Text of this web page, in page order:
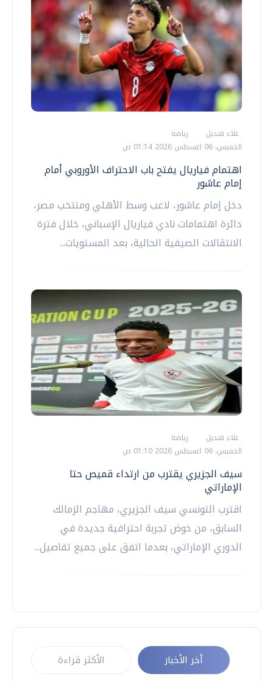
علاء قنديل
رياضة
الخميس، 06 اغسطس 2026 01:14 ص
اهتمام فياريال يفتح باب الاحتراف الأوروبي أمام
إمام عاشور
دخل إمام عاشور، لاعب وسط الأهلي ومنتخب مصر،
دائرة اهتمامات نادي فياريال الإسباني، خلال فترة
الانتقالات الصيفية الحالية، بعد المستويات...
علاء قنديل
رياضة
الخميس، 06 اغسطس 2026 01:10 ص
سيف الجزيري يقترب من ارتداء قميص حتا
الإماراتي
اقترب التونسي سيف الجزيري، مهاجم الزمالك
السابق، من خوض تجربة احترافية جديدة في
الدوري الإماراتي، بعدما اتفق على جميع تفاصيل...
أخر الأخبار الأكثر قراءة